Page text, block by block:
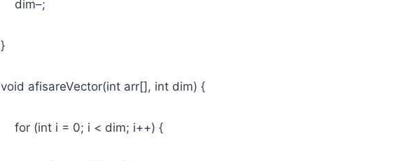
dim–;
}
void afisareVector(int arr[], int dim) {
for (int i = 0; i < dim; i++) {